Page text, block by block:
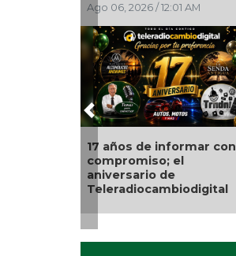
Ago 06, 2026 / 12:01 AM
17 años de informar con
compromiso; el
aniversario de
Teleradiocambiodigital
Previous